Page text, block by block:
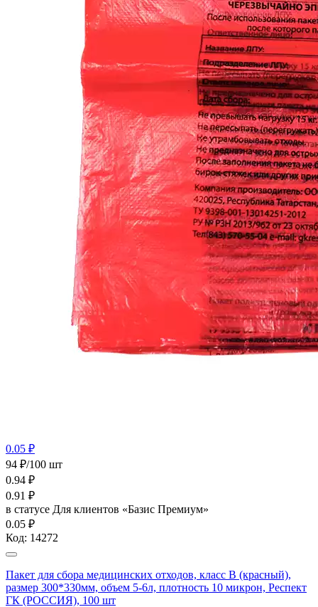
0.05 ₽
94 ₽/100 шт
0.94 ₽
0.91 ₽
в статусе Для клиентов «Базис Премиум»
0.05 ₽
Код: 14272
Пакет для сбора медицинских отходов, класс В (красный),
размер 300*330мм, объем 5-6л, плотность 10 микрон, Респект
ГК (РОССИЯ), 100 шт